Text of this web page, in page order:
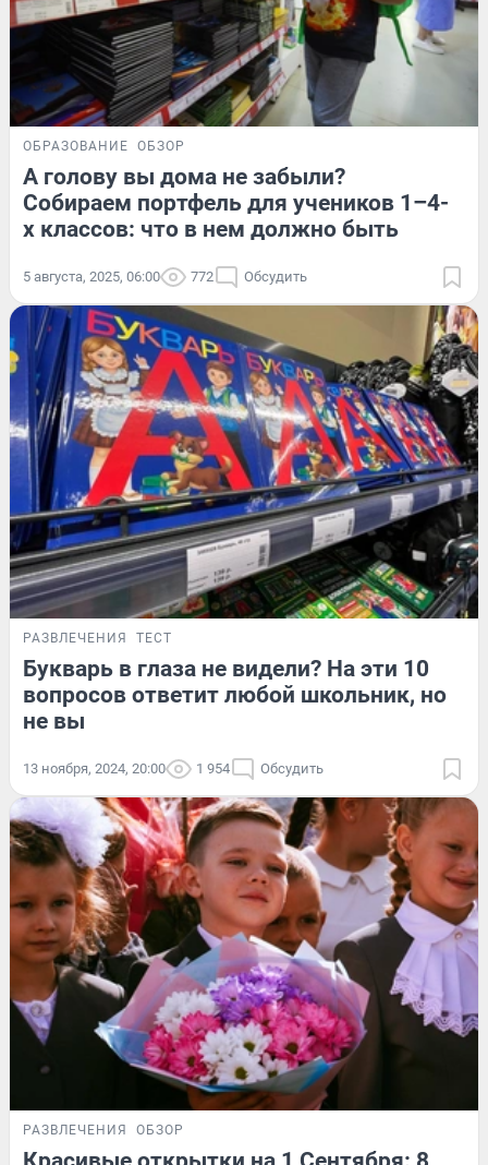
ОБРАЗОВАНИЕ ОБЗОР
А голову вы дома не забыли?
Собираем портфель для учеников 1–4-
х классов: что в нем должно быть
5 августа, 2025, 06:00 772 Обсудить
РАЗВЛЕЧЕНИЯ ТЕСТ
Букварь в глаза не видели? На эти 10
вопросов ответит любой школьник, но
не вы
13 ноября, 2024, 20:00 1 954 Обсудить
РАЗВЛЕЧЕНИЯ ОБЗОР